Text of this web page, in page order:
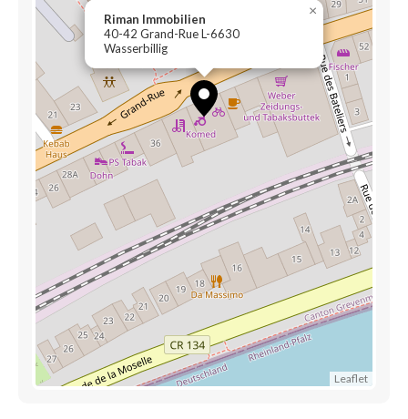
Riman Immobilien
40-42 Grand-Rue L-6630
Wasserbillig
×
Leaflet